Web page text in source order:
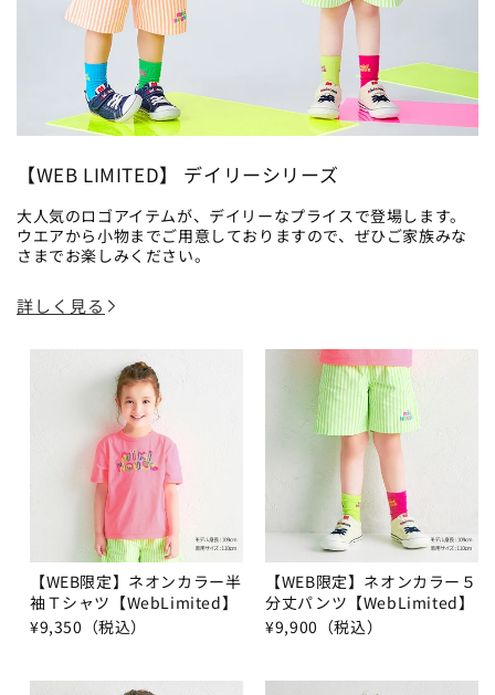
【WEB LIMITED】 デイリーシリーズ
大人気のロゴアイテムが、デイリーなプライスで登場します。
ウエアから小物までご用意しておりますので、ぜひご家族みな
さまでお楽しみください。
詳しく見る
【WEB限定】ネオンカラー半
袖Ｔシャツ【WebLimited】
¥9,350（税込）
【WEB限定】ネオンカラー５
分丈パンツ【WebLimited】
¥9,900（税込）